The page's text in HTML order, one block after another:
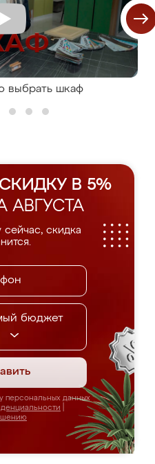
выбрать шкаф
В 5%
АВГУСТА
сейчас, скидка
бюджет
персональных данных